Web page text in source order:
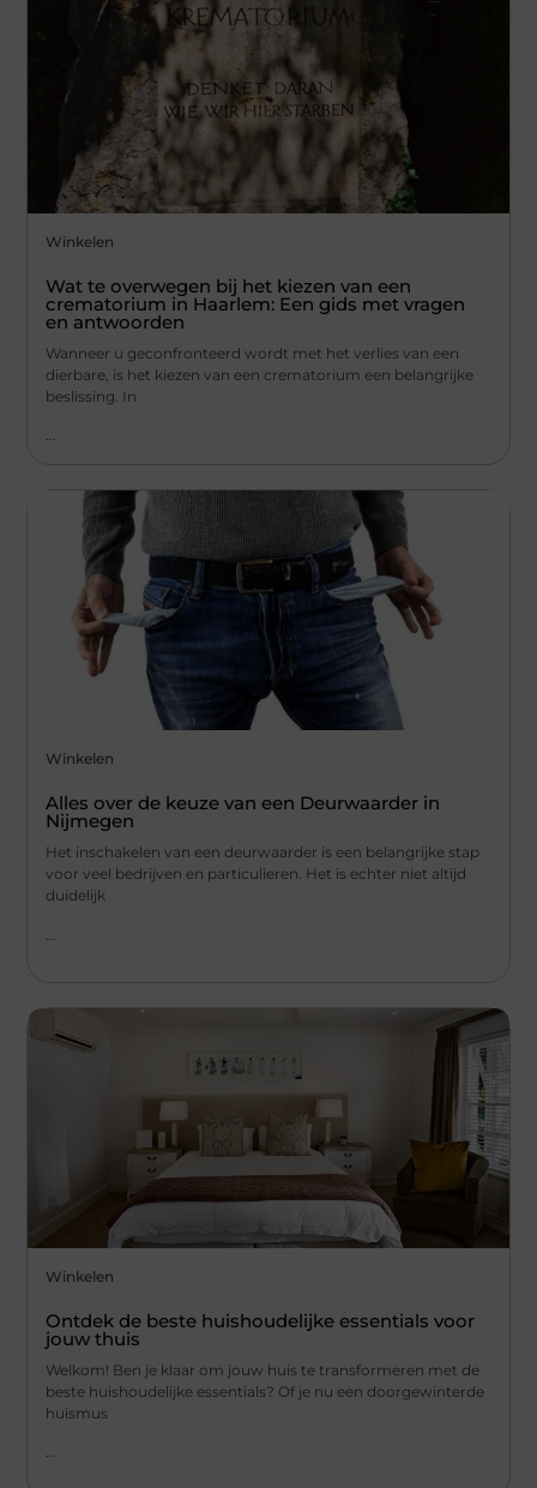
Winkelen
Wat te overwegen bij het kiezen van een
crematorium in Haarlem: Een gids met vragen
en antwoorden
Wanneer u geconfronteerd wordt met het verlies van een
dierbare, is het kiezen van een crematorium een belangrijke
beslissing. In
...
Winkelen
Alles over de keuze van een Deurwaarder in
Nijmegen
Het inschakelen van een deurwaarder is een belangrijke stap
voor veel bedrijven en particulieren. Het is echter niet altijd
duidelijk
Winkelen
Ontdek de beste huishoudelijke essentials voor
jouw thuis
Welkom! Ben je klaar om jouw huis te transformeren met de
beste huishoudelijke essentials? Of je nu een doorgewinterde
huismus
...